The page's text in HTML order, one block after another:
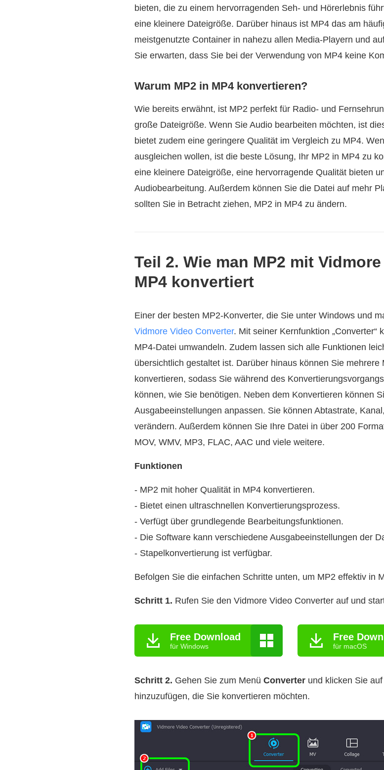
bieten, die zu einem hervorragenden Seh- und Hörerlebnis
eine kleinere Dateigröße. Darüber hinaus ist MP4 das am
meistgenutzte Container in nahezu allen Media-Playern und
Sie erwarten, dass Sie bei der Verwendung von MP4 keine
Warum MP2 in MP4 konvertieren?
Wie bereits erwähnt, ist MP2 perfekt für Radio- und
große Dateigröße. Wenn Sie Audio bearbeiten möchten, ist
bietet zudem eine geringere Qualität im Vergleich zu MP4.
ausgleichen wollen, ist die beste Lösung, Ihr MP2 in MP4 zu
eine kleinere Dateigröße, eine hervorragende Qualität bieten
Audiobearbeitung. Außerdem können Sie die Datei auf mehr
sollten Sie in Betracht ziehen, MP2 in MP4 zu ändern.
Teil 2. Wie man MP2 mit
MP4 konvertiert
Einer der besten MP2-Konverter, die Sie unter Windows und
Vidmore Video Converter. Mit seiner Kernfunktion „Converter“
MP4-Datei umwandeln. Zudem lassen sich alle Funktionen
übersichtlich gestaltet ist. Darüber hinaus können Sie mehrere
konvertieren, sodass Sie während des
können, wie Sie benötigen. Neben dem Konvertieren können
Ausgabeeinstellungen anpassen. Sie können Abtastrate,
verändern. Außerdem können Sie Ihre Datei in über 200
MOV, WMV, MP3, FLAC, AAC und viele weitere.
Funktionen
- MP2 mit hoher Qualität in MP4 konvertieren.
- Bietet einen ultraschnellen Konvertierungsprozess.
- Verfügt über grundlegende Bearbeitungsfunktionen.
- Die Software kann verschiedene Ausgabeeinstellungen der
- Stapelkonvertierung ist verfügbar.
Befolgen Sie die einfachen Schritte unten, um MP2 effektiv in
Schritt 1. Rufen Sie den Vidmore Video Converter auf und
Free Download
für Windows
Free
für macOS
Schritt 2. Gehen Sie zum Menü Converter und klicken Sie auf
hinzuzufügen, die Sie konvertieren möchten.